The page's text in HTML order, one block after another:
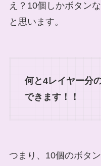
え？10個しかボタン
と思います。
何と4レイヤー分
できます！！
つまり、10個のボタ